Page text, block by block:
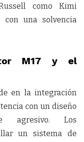
como Kimi
con una solvencia
M17 y el
en la integración
con un diseño
agresivo. Los
un sistema de